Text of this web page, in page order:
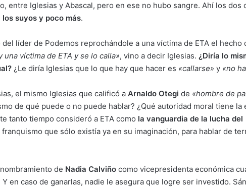
entre Iglesias y Abascal, pero en ese no hubo sangre. Ahí los dos
suyos y poco más.
líder de Podemos reprochándole a una víctima de ETA el hecho
una víctima de ETA y se lo calla», vino a decir Iglesias. ¿Diría lo
¿Le diría Iglesias que lo que hay que hacer es «callarse» y «no
el mismo Iglesias que calificó a Arnaldo Otegi de «hombre de
de qué puede o no puede hablar? ¿Qué autoridad moral tiene la
tanto tiempo consideró a ETA como la vanguardia de la lucha del
que sólo existía ya en su imaginación, para hablar de
de Nadia Calviño como vicepresidenta económica
en caso de ganarlas, nadie le asegura que logre ser investido.